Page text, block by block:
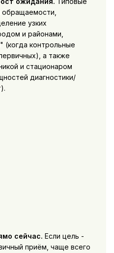
обращаемости,
узких
и районами,
(когда контрольные
а также
и стационаром
диагностики/
сейчас. Если цель -
приём, чаще всего